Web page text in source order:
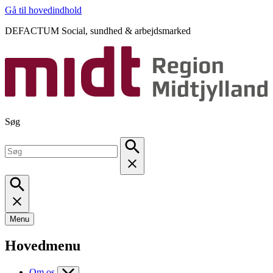
Gå til hovedindhold
DEFACTUM Social, sundhed & arbejdsmarked
Søg
Menu
Hovedmenu